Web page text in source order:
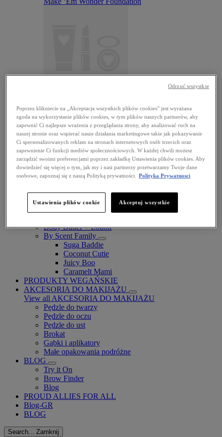
Fat Cheeks
BODY
Body Butter + Lotion
By Scent Family
Suga Baddie
Coconut Cutie
Juicy Boo
Caramelt Mami
PRODUKTY WEGAŃSKIE
AKCESORIA DO MAKIJAŻU
View all AKCESORIA DO MAKIJAŻU
Pędzle do twarzy
Pędzle do oczu
Pędzle do ust
Brokat
Gąbki i aplikatory
Małe opakowania podróżne
BLOG
Try it On
Brow Finder
Blog
PROUD ALLIES FOR ALL
Blog-GR
BLOG
Search... Zamknij
Poprzez klikniecie na „Akceptacja wszystkich plików cookies” jest wyrażana
zgoda na wykorzystanie plików cookies, w tym plików naszych partnerów, aby
zapewnić Ci najlepsze wrażenia z przeglądania strony, aby analizować ruch na
naszej stronie oraz wspierać nasze działania marketingowe takie jak pokazywanie
Ci spersonalizowanych reklam na stronach internetowych osób trzecich oraz
zapewnienie Ci funkcji mediów społecznościowych. W każdej chwili możesz
zarządzić swoimi preferencjami poprzez zakładkę Ustawienia plików cookies. Aby
dowiedzieć się więcej o tym, jak my i nasi partnerzy przetwarzamy Twoje dane
osobowe, zapoznaj się z naszą Polityką prywatności. Polityka Prywatnosci
Ustawienia plików cookie Akceptuj wszystkie
Odrzuć wszystkie